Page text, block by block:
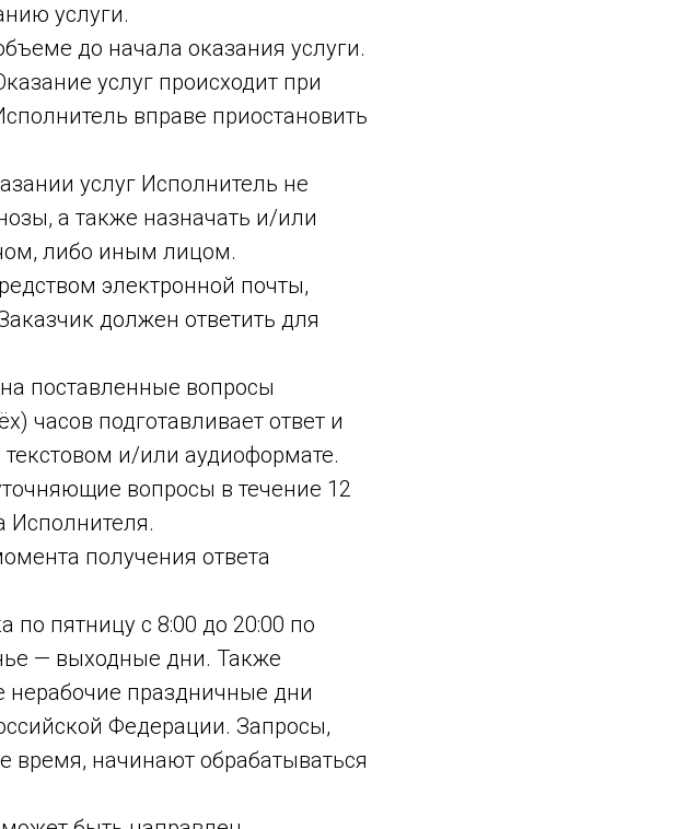
услуги.
до начала оказания услуги.
услуг происходит при
вправе приостановить
услуг Исполнитель не
а также назначать и/или
либо иным лицом.
электронной почты,
должен ответить для
поставленные вопросы
часов подготавливает ответ и
и/или аудиоформате.
вопросы в течение 12
Исполнителя.
получения ответа
по пятницу с 8:00 до 20:00 по
— выходные дни. Также
праздничные дни
Федерации. Запросы,
время, начинают обрабатываться